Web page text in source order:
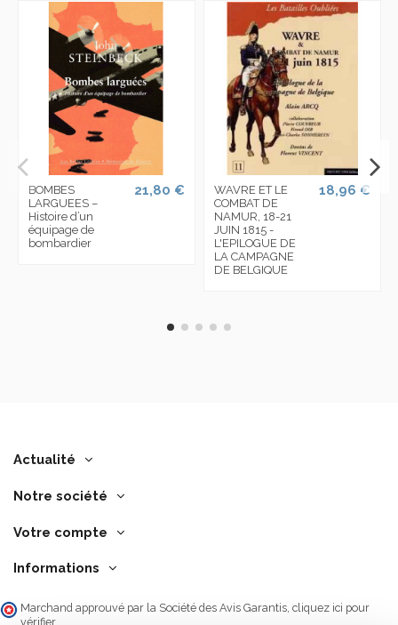
BOMBES
LARGUEES –
Histoire d’un
équipage de
bombardier
21,80 €
WAVRE ET LE
COMBAT DE
NAMUR, 18-21
JUIN 1815 -
L'EPILOGUE DE
LA CAMPAGNE
DE BELGIQUE
18,96 €
Actualité
Notre société
Votre compte
Informations
Marchand approuvé par la Société des Avis Garantis, cliquez ici pour
vérifier.